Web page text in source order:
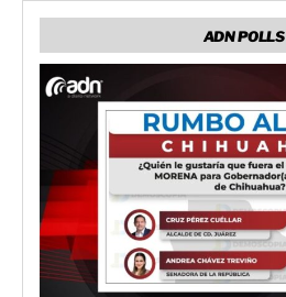
ADN POLLS